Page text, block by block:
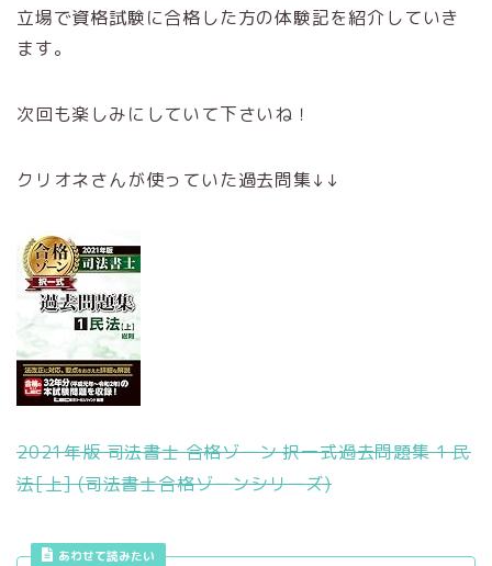
立場で資格試験に合格した方の体験記を紹介していき
ます。
次回も楽しみにしていて下さいね！
クリオネさんが使っていた過去問集↓↓
2021年版 司法書士 合格ゾーン 択一式過去問題集 1 民
法[上] (司法書士合格ゾーンシリーズ)
あわせて読みたい